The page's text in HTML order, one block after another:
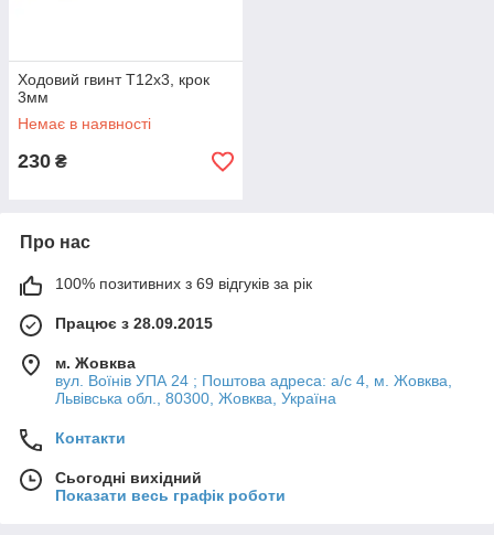
Ходовий гвинт T12x3, крок
3мм
Немає в наявності
230 ₴
Про нас
100% позитивних з 69 відгуків за рік
Працює з 28.09.2015
м. Жовква
вул. Воїнів УПА 24 ; Поштова адреса: а/с 4, м. Жовква,
Львівська обл., 80300, Жовква, Україна
Контакти
Сьогодні вихідний
Показати весь графік роботи